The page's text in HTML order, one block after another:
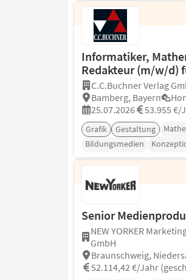
Informatiker,
Redakteur (m/w/d)
C.C.Buchner Verlag
Bamberg, Bayern
25.07.2026
53.955 €/
Grafik Gestaltung
Bildungsmedien
Senior
NEW YORKER
GmbH
Braunschweig,
52.114,42 €/Jahr